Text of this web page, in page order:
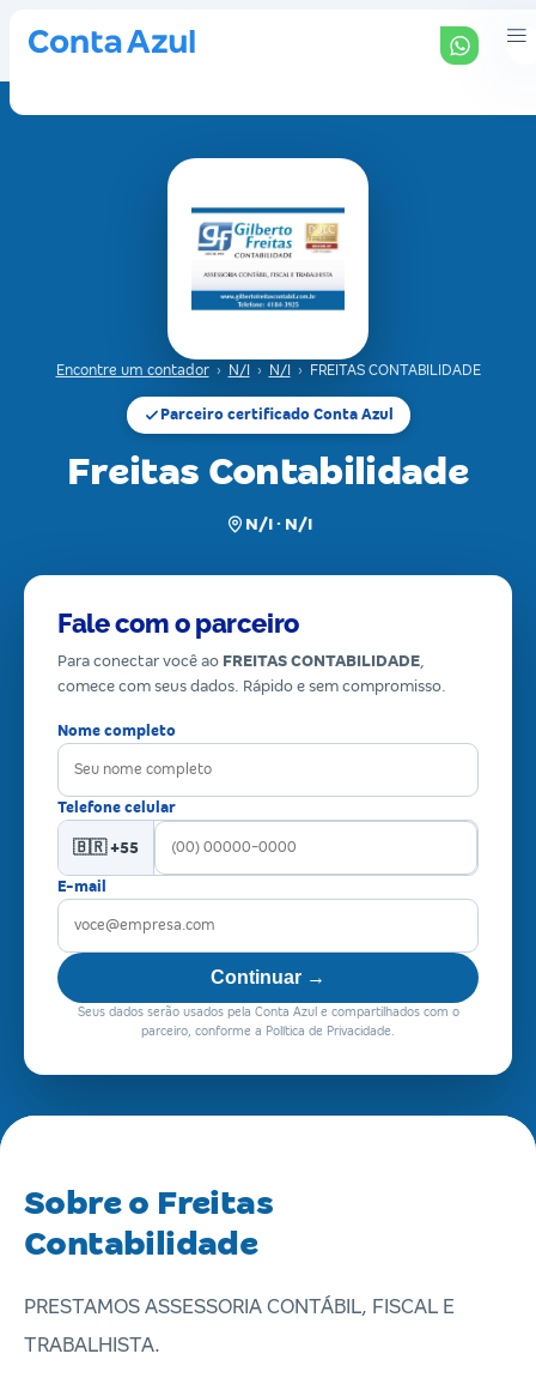
Encontre um contador › N/I › N/I › FREITAS CONTABILIDADE
Parceiro certificado Conta Azul
Freitas Contabilidade
N/I · N/I
Fale com o parceiro
Para conectar você ao FREITAS CONTABILIDADE,
comece com seus dados. Rápido e sem compromisso.
Nome completo
Telefone celular
🇧🇷 +55
E-mail
Continuar →
Seus dados serão usados pela Conta Azul e compartilhados com o
parceiro, conforme a Política de Privacidade.
Sobre o Freitas
Contabilidade
PRESTAMOS ASSESSORIA CONTÁBIL, FISCAL E
TRABALHISTA.